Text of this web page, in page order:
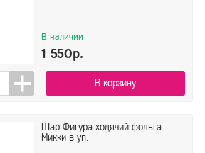
В наличии
1 550р.
В корзину
Шар Фигура ходячий фольга
Микки в уп.